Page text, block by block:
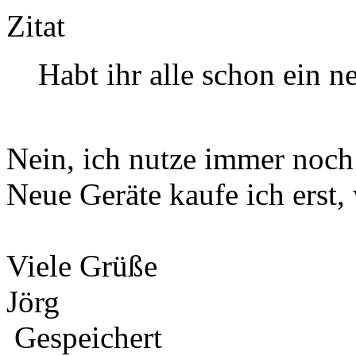
Zitat
Habt ihr alle schon ein
Nein, ich nutze immer
Neue Geräte kaufe ich
Viele Grüße
Jörg
Gespeichert